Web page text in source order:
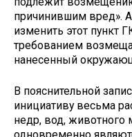
причинившим вред».
изменить этот пункт
требованием
нанесенный
В пояснительной
инициативу весьма
недр, вод, животного
одновременно